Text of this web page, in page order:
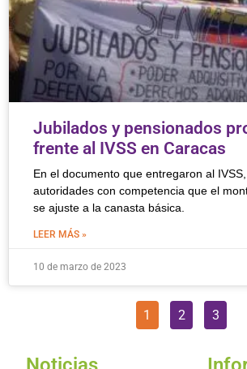
Jubilados y pensionados
frente al IVSS en Caracas
En el documento que entregaron al
autoridades con competencia que el
se ajuste a la canasta básica.
LEER MÁS »
10 de marzo de 2023
1 2 3